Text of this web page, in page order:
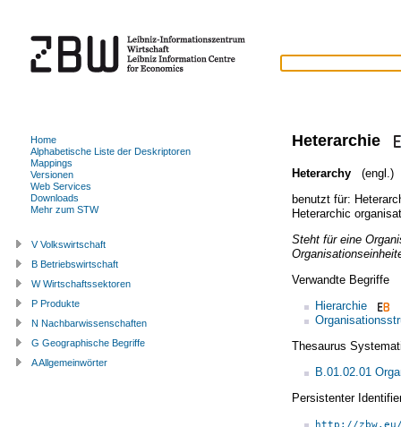
Heterarchie
Heterarchy
(engl.)
benutzt für:
Heterarchic
Steht für eine
Verwandte Begriffe
Hierarchie
Thesaurus
B.01.02.01
Persistenter
http://
Home
Alphabetische Liste der Deskriptoren
Mappings
Versionen
Web Services
Downloads
Mehr zum STW
V Volkswirtschaft
B Betriebswirtschaft
W Wirtschaftssektoren
P Produkte
N Nachbarwissenschaften
G Geographische Begriffe
A Allgemeinwörter